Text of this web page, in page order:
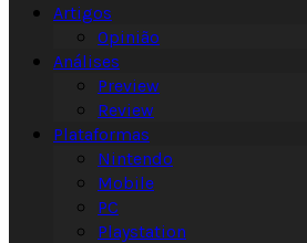
Artigos
Opinião
Análises
Preview
Review
Plataformas
Nintendo
Mobile
PC
Playstation